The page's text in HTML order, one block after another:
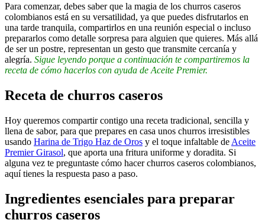
Para comenzar, debes saber que la magia de los churros caseros
colombianos está en su versatilidad, ya que puedes disfrutarlos en
una tarde tranquila, compartirlos en una reunión especial o incluso
prepararlos como detalle sorpresa para alguien que quieres. Más allá
de ser un postre, representan un gesto que transmite cercanía y
alegría. Sigue leyendo porque a continuación te compartiremos la
receta de cómo hacerlos con ayuda de Aceite Premier.
Receta de churros caseros
Hoy queremos compartir contigo una receta tradicional, sencilla y
llena de sabor, para que prepares en casa unos churros irresistibles
usando Harina de Trigo Haz de Oros y el toque infaltable de Aceite
PremierGirasol, que aporta una fritura uniforme y doradita. Si
alguna vez te preguntaste cómo hacer churros caseros colombianos,
aquí tienes la respuesta paso a paso.
Ingredientes esenciales para preparar
churros caseros